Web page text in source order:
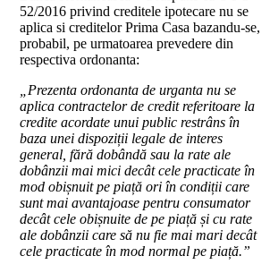
52/2016 privind creditele ipotecare nu se
aplica si creditelor Prima Casa bazandu-se,
probabil, pe urmatoarea prevedere din
respectiva ordonanta:
„Prezenta ordonanta de urganta nu se
aplica contractelor de credit referitoare la
credite acordate unui public restrâns în
baza unei dispoziții legale de interes
general, fără dobândă sau la rate ale
dobânzii mai mici decât cele practicate în
mod obișnuit pe piață ori în condiții care
sunt mai avantajoase pentru consumator
decât cele obișnuite de pe piață și cu rate
ale dobânzii care să nu fie mai mari decât
cele practicate în mod normal pe piață.”